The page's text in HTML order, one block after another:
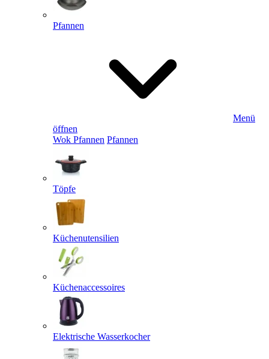
Pfannen
Menü
öffnen
Wok Pfannen Pfannen
Töpfe
Küchenutensilien
Küchenaccessoires
Elektrische Wasserkocher